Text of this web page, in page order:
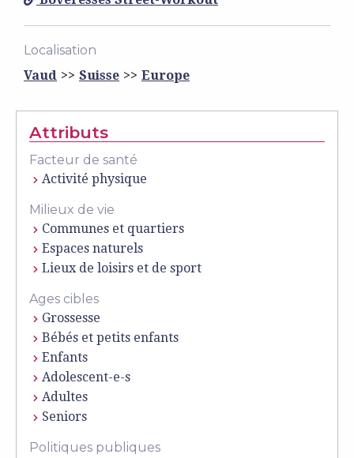
Localisation
Vaud
Suisse Europe
Attributs
Facteur de santé
Activité physique
Milieux de vie
Communes et quartiers
Espaces naturels
Lieux de loisirs et de sport
Ages cibles
Grossesse
Bébés et petits enfants
Enfants
Adolescent-e-s
Adultes
Seniors
Politiques publiques